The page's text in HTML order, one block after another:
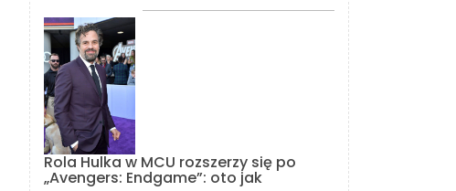
Rola Hulka w MCU rozszerzy się po
„Avengers: Endgame”: oto jak